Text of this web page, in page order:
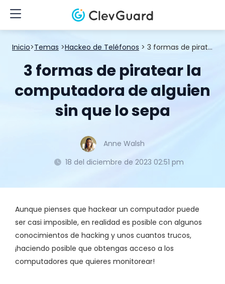
Inicio>Temas >Hackeo de Teléfonos > 3 formas de piratear la computadora de alguien sin que lo sepa
3 formas de piratear la
computadora de alguien
sin que lo sepa
Anne Walsh
18 del diciembre de 2023 02:51 pm
Aunque pienses que hackear un computador puede
ser casi imposible, en realidad es posible con algunos
conocimientos de hacking y unos cuantos trucos,
¡haciendo posible que obtengas acceso a los
computadores que quieres monitorear!